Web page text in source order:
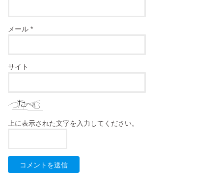
メール*
サイト
上に表示された文字を入力してください。